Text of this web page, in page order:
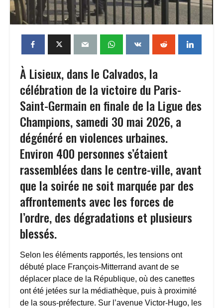
À Lisieux, dans le Calvados, la
célébration de la victoire du Paris-
Saint-Germain en finale de la Ligue des
Champions, samedi 30 mai 2026, a
dégénéré en violences urbaines.
Environ 400 personnes s’étaient
rassemblées dans le centre-ville, avant
que la soirée ne soit marquée par des
affrontements avec les forces de
l’ordre, des dégradations et plusieurs
blessés.
Selon les éléments rapportés, les tensions ont
débuté place François-Mitterrand avant de se
déplacer place de la République, où des canettes
ont été jetées sur la médiathèque, puis à proximité
de la sous-préfecture. Sur l’avenue Victor-Hugo, les